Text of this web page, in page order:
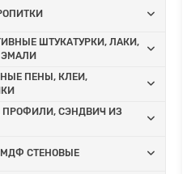
ШТУКАТУРКИ, ЛАКИ,
ЭМАЛИ
ПЕНЫ, КЛЕИ,
ПРОФИЛИ, СЭНДВИЧ ИЗ
СТЕНОВЫЕ